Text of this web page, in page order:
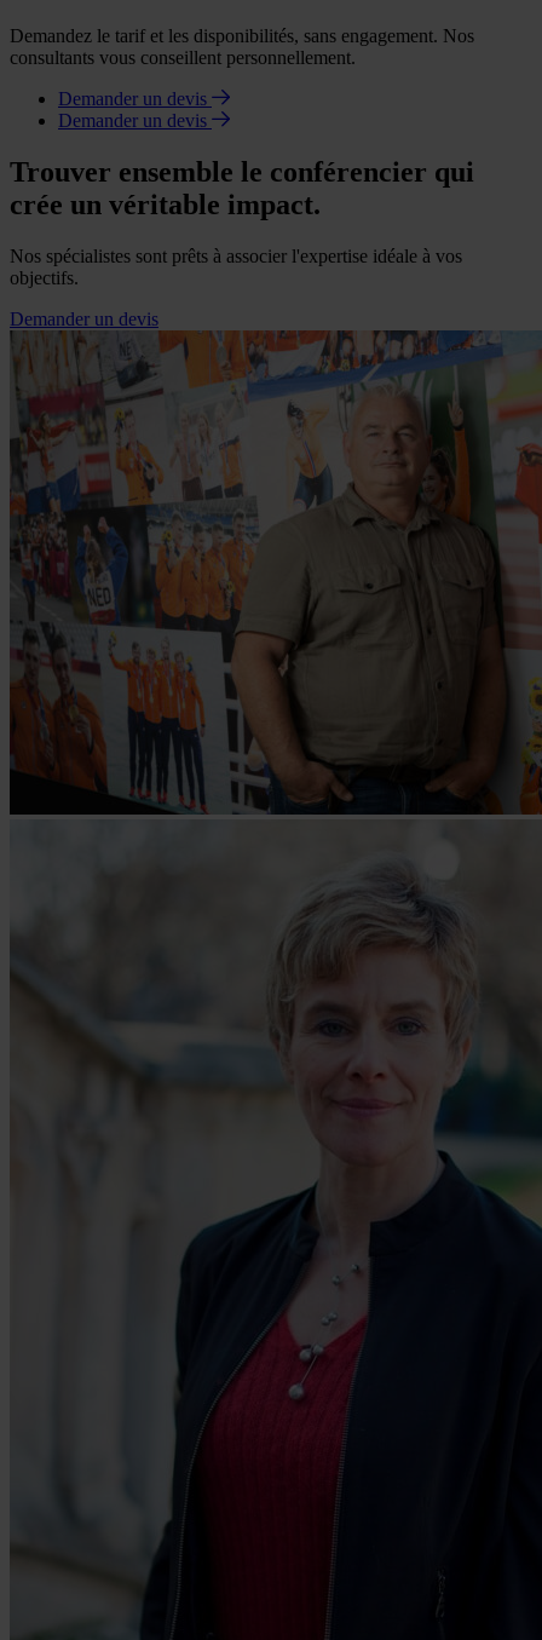
Demandez le tarif et les disponibilités, sans engagement. Nos
consultants vous conseillent personnellement.
Demander un devis
Demander un devis
Trouver ensemble le conférencier qui
crée un véritable impact.
Nos spécialistes sont prêts à associer l'expertise idéale à vos
objectifs.
Demander un devis